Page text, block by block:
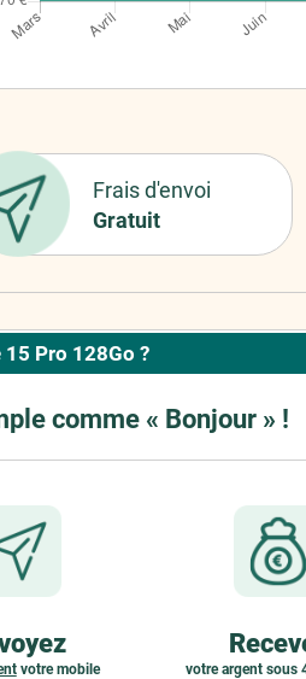
Frais d'envoi
Gratuit
Pro 128Go ?
comme « Bonjour » !
votre mobile votre argent sous